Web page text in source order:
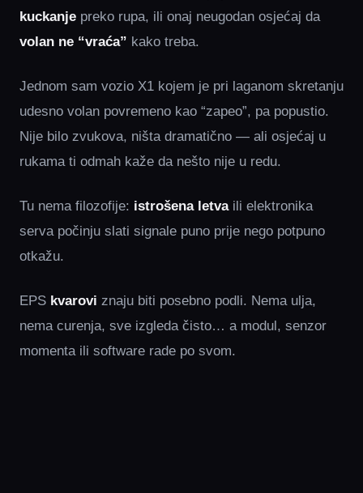
kuckanje preko rupa, ili onaj neugodan osjećaj da
volan ne “vraća” kako treba.
Jednom sam vozio X1 kojem je pri laganom skretanju
udesno volan povremeno kao “zapeo”, pa popustio.
Nije bilo zvukova, ništa dramatično — ali osjećaj u
rukama ti odmah kaže da nešto nije u redu.
Tu nema filozofije: istrošena letvaili elektronika
serva počinju slati signale puno prije nego potpuno
otkažu.
EPS kvarovi znaju biti posebno podli. Nema ulja,
nema curenja, sve izgleda čisto… a modul, senzor
momenta ili software rade po svom.